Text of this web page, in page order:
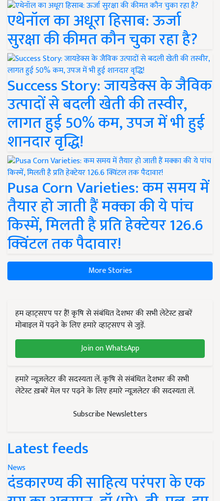
एथेनॉल का अधूरा हिसाब: ऊर्जा
सुरक्षा की कीमत कौन चुका रहा है?
Success Story: जायडेक्स के जैविक
उत्पादों से बदली खेती की तस्वीर,
लागत हुई 50% कम, उपज में भी हुई
शानदार वृद्धि!
Pusa Corn Varieties: कम समय में
तैयार हो जाती हैं मक्का की ये पांच
किस्में, मिलती है प्रति हेक्टेयर 126.6
क्विंटल तक पैदावार!
More Stories
हम व्हाट्सएप पर हैं! कृषि से संबंधित देशभर की सभी लेटेस्ट ख़बरें
मोबाइल में पढ़ने के लिए हमारे व्हाट्सएप से जुड़ें.
Join on WhatsApp
हमारे न्यूज़लेटर की सदस्यता लें. कृषि से संबंधित देशभर की सभी
लेटेस्ट ख़बरें मेल पर पढ़ने के लिए हमारे न्यूज़लेटर की सदस्यता लें.
Subscribe Newsletters
Latest feeds
News
दंडकारण्य की साहित्य परंपरा के एक